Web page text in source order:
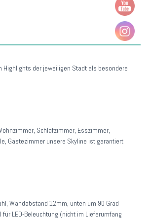
Highlights der jeweiligen Stadt als besondere
Schlafzimmer, Esszimmer,
Gästezimmer unsere Skyline ist garantiert
Wandabstand 12mm, unten um 90 Grad
für LED-Beleuchtung (nicht im Lieferumfang